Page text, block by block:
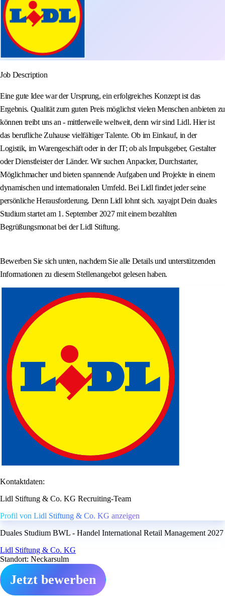
Job Description
Eine gute Idee war der Ursprung, ein erfolgreiches Konzept ist das
Ergebnis. Qualität zum guten Preis möglichst vielen Menschen anbieten zu
können treibt uns an - mittlerweile weltweit, denn wir sind Lidl. Hier ist
das berufliche Zuhause vielfältiger Talente. Ob im Einkauf, in der
Logistik, im Warengeschäft oder in der IT; ob als Impulsgeber, Gestalter
oder Dienstleister der Länder. Wir suchen Anpacker, Durchstarter,
Möglichmacher und bieten spannende Aufgaben und Projekte in einem
dynamischen und internationalen Umfeld. Bei Lidl findet jeder seine
persönliche Herausforderung. Denn Lidl lohnt sich. xayajpt Dein duales
Studium startet am 1. September 2027 mit einem bezahlten
Begrüßungsmonat bei der Lidl Stiftung.
Bewerben Sie sich unten, nachdem Sie alle Details und unterstützenden
Informationen zu diesem Stellenangebot gelesen haben.
Kontaktdaten:
Lidl Stiftung & Co. KG Recruiting-Team
Profil von Lidl Stiftung & Co. KG anzeigen
Duales Studium BWL - Handel International Retail Management 2027
Lidl Stiftung & Co. KG
Standort: Neckarsulm
Jetzt bewerben